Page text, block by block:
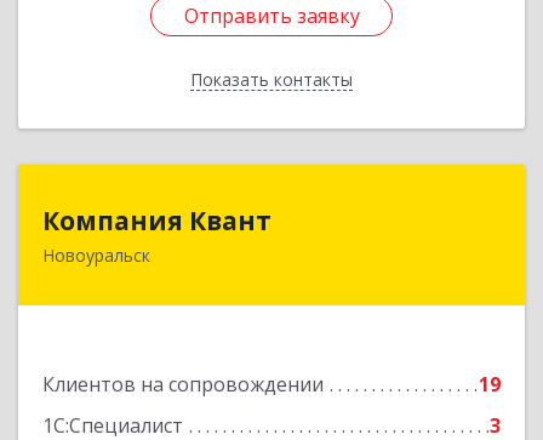
Отправить заявку
Показать контакты
Отправить заявку
Назад
Компания Квант
Новоуральск
Клиентов на сопровождении
19
1С:Специалист
3
624130, Свердловская обл, Новоуральск г,